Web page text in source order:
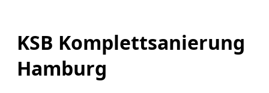
KSB Komplettsanierung
Hamburg